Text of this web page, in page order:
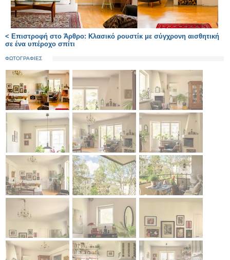
< Επιστροφή στο Άρθρο: Κλασικό ρουστίκ με σύγχρονη αισθητική
σε ένα υπέροχο σπίτι
ΦΩΤΟΓΡΑΦΙΕΣ